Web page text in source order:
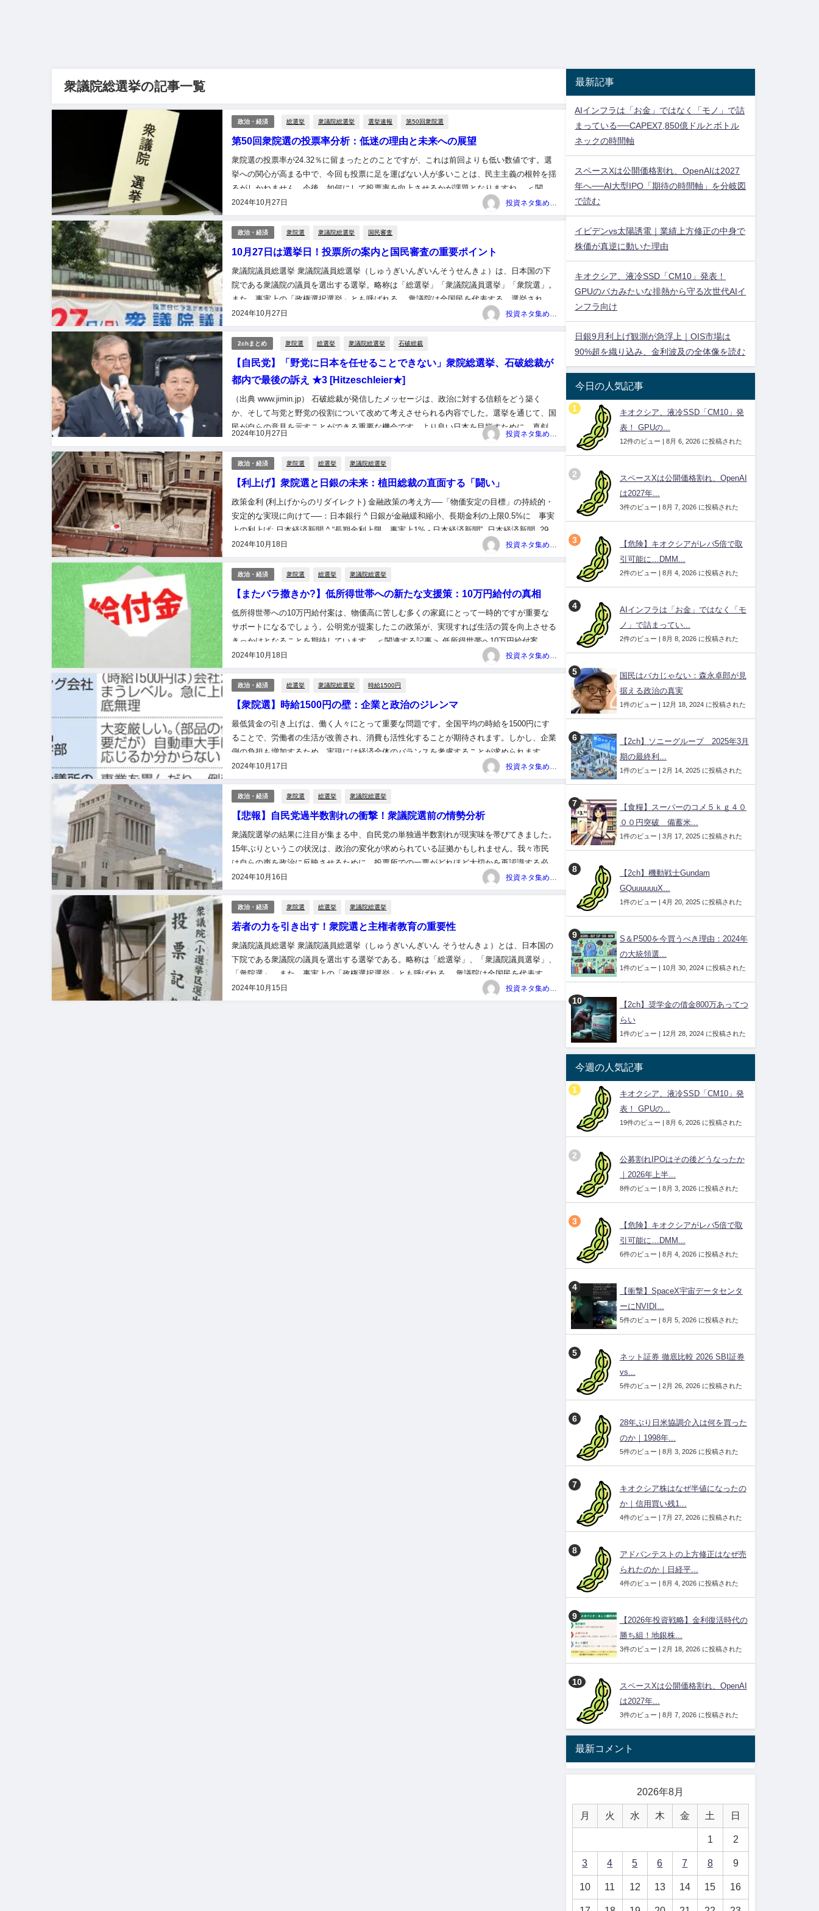
衆議院総選挙の記事一覧
政治・経済 総選挙 衆議院総選挙 選挙速報 第50回衆院選
第50回衆院選の投票率分析：低迷の理由と未来への展望
2024年10月27日
衆院選の投票率が24.32％に留まったとのことですが、これは前回よりも低い数値です。選
挙への関心が高まる中で、今回も投票に足を運ばない人が多いことは、民主主義の根幹を揺
るがしかねません。今後、如何にして投票率を向上させるかが課題となりますね。 ＜関連
する記事＞ 【衆院選】投票率24.32％（午後4時時点） - au W...
投資ネタ集めておいたのだ！管理人
政治・経済 衆院選 衆議院総選挙 国民審査
10月27日は選挙日！投票所の案内と国民審査の重要ポイント
2024年10月27日
衆議院議員総選挙 衆議院議員総選挙（しゅうぎいんぎいんそうせんきょ）は、日本国の下
院である衆議院の議員を選出する選挙。略称は「総選挙」「衆議院議員選挙」「衆院選」。
また、事実上の「政権選択選挙」とも呼ばれる。 衆議院は全国民を代表する、選挙された
衆議院議員で組織される（日本国憲法第43条1項、参議院… 58キロバイト ...
投資ネタ集めておいたのだ！管理人
2chまとめ 衆院選 総選挙 衆議院総選挙 石破総裁
【自民党】「野党に日本を任せることできない」衆院総選挙、石破総裁が
都内で最後の訴え ★3 [Hitzeschleier★]
2024年10月27日
（出典 www.jimin.jp） 石破総裁が発信したメッセージは、政治に対する信頼をどう築く
か、そして与党と野党の役割について改めて考えさせられる内容でした。選挙を通じて、国
民が自らの意見を示すことができる重要な機会です。より良い日本を目指すために、真剣に
投資ネタ集めておいたのだ！管理人
政治・経済 衆院選 総選挙 衆議院総選挙
【利上げ】衆院選と日銀の未来：植田総裁の直面する「闘い」
2024年10月18日
政策金利 (利上げからのリダイレクト) 金融政策の考え方──「物価安定の目標」の持続的・
安定的な実現に向けて──：日本銀行 ^ 日銀が金融緩和縮小、長期金利の上限0.5%に 事実
上の利上げ: 日本経済新聞 ^ “長期金利上限、事実上1% - 日本経済新聞”. 日本経済新聞. 29
July 2023閲覧。 ^ “日銀、...
投資ネタ集めておいたのだ！管理人
政治・経済 衆院選 総選挙 衆議院総選挙
【またバラ撒きか?】低所得世帯への新たな支援策：10万円給付の真相
2024年10月18日
低所得世帯への10万円給付案は、物価高に苦しむ多くの家庭にとって一時的ですが重要な
サポートになるでしょう。公明党が提案したこの政策が、実現すれば生活の質を向上させる
きっかけとなることを期待しています。 ＜関連する記事＞ 低所得世帯へ10万円給付案 公
明代表、物価高対策で 公明党の石井啓一代表は17日のBSフジ番組で、物...
投資ネタ集めておいたのだ！管理人
政治・経済 総選挙 衆議院総選挙 時給1500円
【衆院選】時給1500円の壁：企業と政治のジレンマ
2024年10月17日
最低賃金の引き上げは、働く人々にとって重要な問題です。全国平均の時給を1500円にす
ることで、労働者の生活が改善され、消費も活性化することが期待されます。しかし、企業
側の負担も増加するため、実現には経済全体のバランスを考慮することが求められます。
企業が存続しつつ、働く人が生活できる最低賃金の在り方について真剣に議論す...
投資ネタ集めておいたのだ！管理人
政治・経済 衆院選 総選挙 衆議院総選挙
【悲報】自民党過半数割れの衝撃！衆議院選前の情勢分析
2024年10月16日
衆議院選挙の結果に注目が集まる中、自民党の単独過半数割れが現実味を帯びてきました。
15年ぶりというこの状況は、政治の変化が求められている証拠かもしれません。我々市民
は自らの声を政治に反映させるために、投票所での一票がどれほど大切かを再認識する必要
があります。 ＜関連する記事＞ 【速報】自民党 15年ぶりの単独過半数割れ...
投資ネタ集めておいたのだ！管理人
政治・経済 衆院選 総選挙 衆議院総選挙
若者の力を引き出す！衆院選と主権者教育の重要性
2024年10月15日
衆議院議員総選挙 衆議院議員総選挙（しゅうぎいんぎいん そうせんきょ）とは、日本国の
下院である衆議院の議員を選出する選挙である。略称は「総選挙」、「衆議院議員選挙」、
「衆院選」。また、事実上の「政権選択選挙」とも呼ばれる。 衆議院は全国民を代表す
る、選挙された衆議院議員で組織される（日本国憲法第43条1項、参議院… 5...
投資ネタ集めておいたのだ！管理人
最新記事
AIインフラは「お金」ではなく「モノ」で詰
まっている──CAPEX7,850億ドルとボトル
ネックの時間軸
スペースXは公開価格割れ、OpenAIは2027
年へ──AI大型IPO「期待の時間軸」を分岐図
で読む
イビデンvs太陽誘電｜業績上方修正の中身で
株価が真逆に動いた理由
キオクシア、液冷SSD「CM10」発表！
GPUのバカみたいな排熱から守る次世代AIイ
ンフラ向け
日銀9月利上げ観測が急浮上｜OIS市場は
90%超を織り込み、金利波及の全体像を読む
今日の人気記事
キオクシア、液冷SSD「CM10」発
表！ GPUの...
12件のビュー | 8月 6, 2026 に投稿された
スペースXは公開価格割れ、OpenAI
は2027年...
3件のビュー | 8月 7, 2026 に投稿された
【危険】キオクシアがレバ5倍で取
引可能に…DMM...
2件のビュー | 8月 4, 2026 に投稿された
AIインフラは「お金」ではなく「モ
ノ」で詰まってい...
2件のビュー | 8月 8, 2026 に投稿された
国民はバカじゃない：森永卓郎が見
据える政治の真実
1件のビュー | 12月 18, 2024 に投稿された
【2ch】ソニーグループ 2025年3月
期の最終利...
1件のビュー | 2月 14, 2025 に投稿された
【食糧】スーパーのコメ５ｋｇ４０
００円突破 備蓄米...
1件のビュー | 3月 17, 2025 に投稿された
【2ch】機動戦士Gundam
GQuuuuuuX...
1件のビュー | 4月 20, 2025 に投稿された
S＆P500を今買うべき理由：2024年
の大統領選...
1件のビュー | 10月 30, 2024 に投稿された
【2ch】奨学金の借金800万あってつ
らい
1件のビュー | 12月 28, 2024 に投稿された
今週の人気記事
キオクシア、液冷SSD「CM10」発
表！ GPUの...
19件のビュー | 8月 6, 2026 に投稿された
公募割れIPOはその後どうなったか
｜2026年上半...
8件のビュー | 8月 3, 2026 に投稿された
【危険】キオクシアがレバ5倍で取
引可能に…DMM...
6件のビュー | 8月 4, 2026 に投稿された
【衝撃】SpaceX宇宙データセンタ
ーにNVIDI...
5件のビュー | 8月 5, 2026 に投稿された
ネット証券 徹底比較 2026 SBI証券
vs...
5件のビュー | 2月 26, 2026 に投稿された
28年ぶり日米協調介入は何を買った
のか｜1998年...
5件のビュー | 8月 3, 2026 に投稿された
キオクシア株はなぜ半値になったの
か｜信用買い残1...
4件のビュー | 7月 27, 2026 に投稿された
アドバンテストの上方修正はなぜ売
られたのか｜日経平...
4件のビュー | 8月 4, 2026 に投稿された
【2026年投資戦略】金利復活時代の
勝ち組！地銀株...
3件のビュー | 2月 18, 2026 に投稿された
スペースXは公開価格割れ、OpenAI
は2027年...
3件のビュー | 8月 7, 2026 に投稿された
最新コメント
2026年8月
月 火 水 木 金 土 日
1 2
3 4 5 6 7 8 9
10 11 12 13 14 15 16